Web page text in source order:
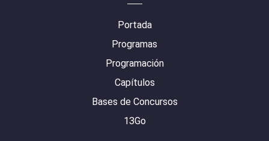
Portada
Programas
Programación
Capítulos
Bases de Concursos
13Go